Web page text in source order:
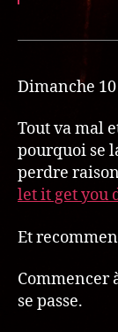
Dimanche
Tout va mal
pourquoi se
perdre
let it get you
Et
Commencer
se passe.